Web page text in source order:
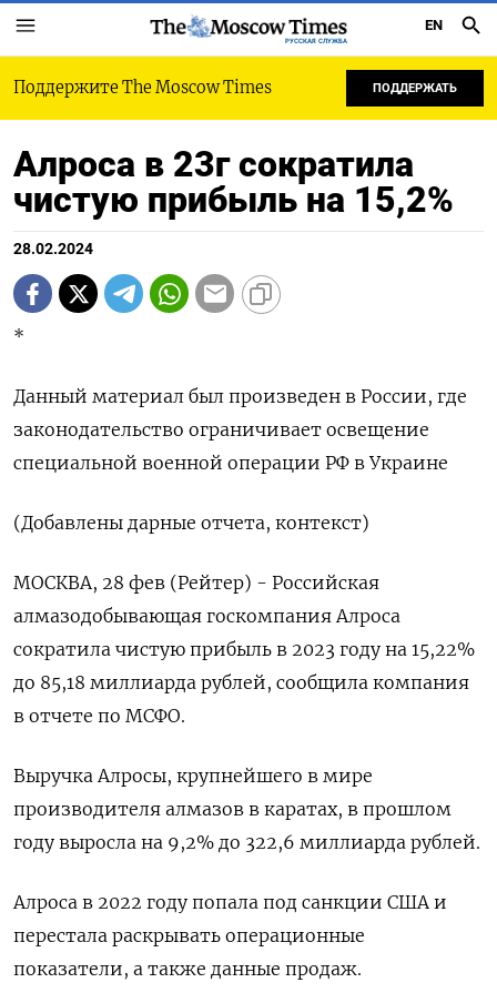
РУССКАЯ СЛУЖБА
EN
Поддержите The Moscow Times ПОДДЕРЖАТЬ
Алроса в 23г сократила
чистую прибыль на 15,2%
28.02.2024
*
Данный материал был произведен в России, где
законодательство ограничивает освещение
специальной военной операции РФ в Украине
(Добавлены дарные отчета, контекст)
МОСКВА, 28 фев (Рейтер) - Российская
алмазодобывающая госкомпания Алроса
сократила чистую прибыль в 2023 году на 15,22%
до 85,18 миллиарда рублей, сообщила компания
в отчете по МСФО.
Выручка Алросы, крупнейшего в мире
производителя алмазов в каратах, в прошлом
году выросла на 9,2% до 322,6 миллиарда рублей.
Алроса в 2022 году попала под санкции США и
перестала раскрывать операционные
показатели, а также данные продаж.